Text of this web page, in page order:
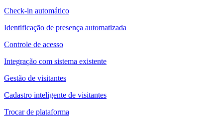
Check-in automático
Identificação de presença automatizada
Controle de acesso
Integração com sistema existente
Gestão de visitantes
Cadastro inteligente de visitantes
Trocar de plataforma